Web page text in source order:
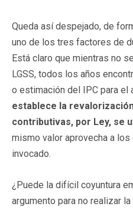
Queda así despejado, de
uno de los tres factores de
Está claro que mientras no
LGSS, todos los años
o estimación del IPC para el
establece la
contributivas, por Ley, se
mismo valor aprovecha a
invocado.
¿Puede la difícil coyuntura
argumento para no realizar